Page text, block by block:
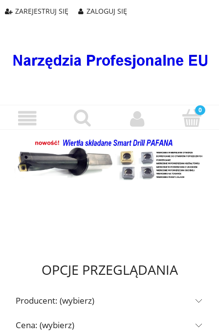
ZAREJESTRUJ SIĘ ZALOGUJ SIĘ
OPCJE PRZEGLĄDANIA
Producent: (wybierz)
Cena: (wybierz)